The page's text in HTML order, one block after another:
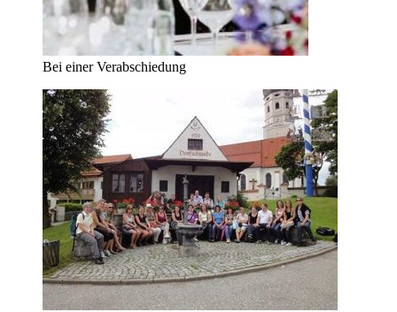
Bei einer Verabschiedung